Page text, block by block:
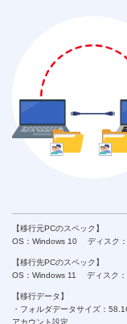
【移行元PCのスペック】
OS：Windows 10
ディスク
【移行先PCのスペック】
OS：Windows 11
ディスク
【移行データ】
・フォルダデータサイズ：